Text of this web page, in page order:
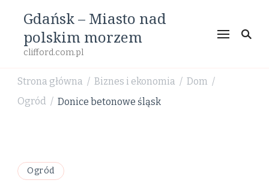
Gdańsk – Miasto nad
polskim morzem
clifford.com.pl
Strona główna / Biznes i ekonomia / Dom /
Ogród / Donice betonowe śląsk
Ogród